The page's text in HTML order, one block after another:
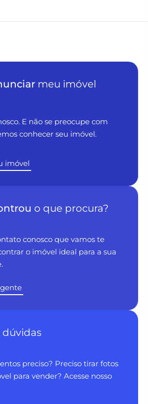
meu imóvel
E não se preocupe com
conhecer seu imóvel.
imóvel
o que procura?
conosco que vamos te
o imóvel ideal para a sua
dúvidas
preciso? Preciso tirar fotos
para vender? Acesse nosso